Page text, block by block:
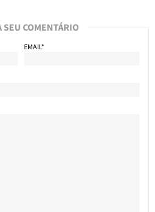
SEU COMENTÁRIO
EMAIL*